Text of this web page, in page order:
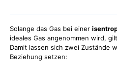
Solange das Gas bei einer
ideales Gas angenommen wird,
Damit lassen sich zwei Zustände
Beziehung setzen: